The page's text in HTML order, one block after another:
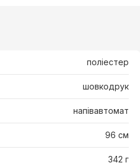
поліестер
шовкодрук
напівавтомат
96 см
342 г